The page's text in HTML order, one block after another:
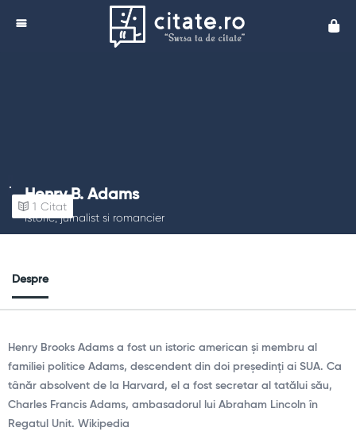
Henry B. Adams
Istoric, jurnalist si romancier
1 Citat
Despre
Henry Brooks Adams a fost un istoric american și membru al
familiei politice Adams, descendent din doi președinți ai SUA. Ca
tânăr absolvent de la Harvard, el a fost secretar al tatălui său,
Charles Francis Adams, ambasadorul lui Abraham Lincoln în
Regatul Unit. Wikipedia